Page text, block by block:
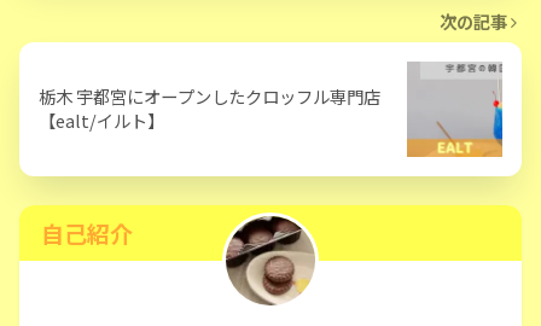
次の記事
栃木 宇都宮にオープンしたクロッフル専門店
【ealt/イルト】
自己紹介